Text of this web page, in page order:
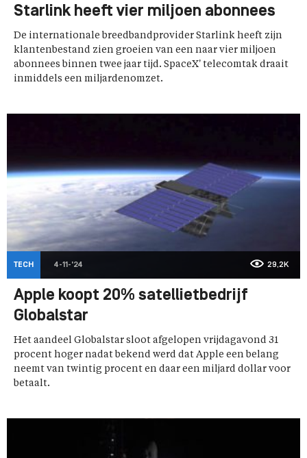
Starlink heeft vier miljoen abonnees
De internationale breedbandprovider Starlink heeft zijn
klantenbestand zien groeien van een naar vier miljoen
abonnees binnen twee jaar tijd. SpaceX' telecomtak draait
inmiddels een miljardenomzet.
TECH 4-11-'24 29,2K
Apple koopt 20% satellietbedrijf
Globalstar
Het aandeel Globalstar sloot afgelopen vrijdagavond 31
procent hoger nadat bekend werd dat Apple een belang
neemt van twintig procent en daar een miljard dollar voor
betaalt.